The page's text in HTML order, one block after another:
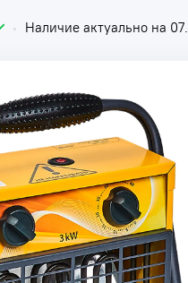
• Наличие актуально на